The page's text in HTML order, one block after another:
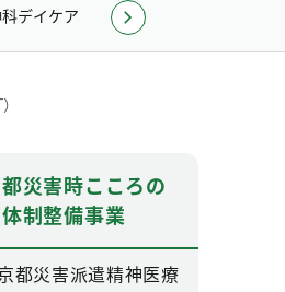
デイケア 施設見学
災害時こころの
制整備事業
都災害派遣精神医療